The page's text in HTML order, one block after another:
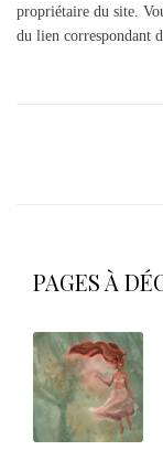
propriétaire du site.
du lien correspondant
PAGES À